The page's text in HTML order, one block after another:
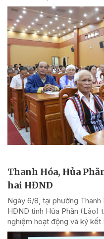
Thanh Hóa, Hủa
hai HĐND
Ngày 6/8, tại phường
HĐND tỉnh Hủa Phăn (Lào)
nghiệm hoạt động và ký kết